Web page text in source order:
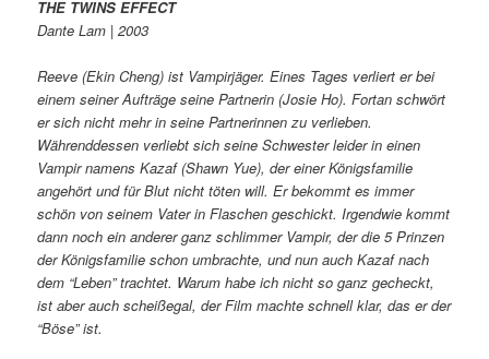
THE TWINS EFFECT
Dante Lam | 2003
Reeve (Ekin Cheng) ist Vampirjäger. Eines Tages verliert er bei
einem seiner Aufträge seine Partnerin (Josie Ho). Fortan schwört
er sich nicht mehr in seine Partnerinnen zu verlieben.
Währenddessen verliebt sich seine Schwester leider in einen
Vampir namens Kazaf (Shawn Yue), der einer Königsfamilie
angehört und für Blut nicht töten will. Er bekommt es immer
schön von seinem Vater in Flaschen geschickt. Irgendwie kommt
dann noch ein anderer ganz schlimmer Vampir, der die 5 Prinzen
der Königsfamilie schon umbrachte, und nun auch Kazaf nach
dem “Leben” trachtet. Warum habe ich nicht so ganz gecheckt,
ist aber auch scheißegal, der Film machte schnell klar, das er der
“Böse” ist.